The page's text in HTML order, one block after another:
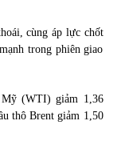
cùng áp lực chốt
trong phiên giao
(WTI) giảm 1,36
thô Brent giảm 1,50